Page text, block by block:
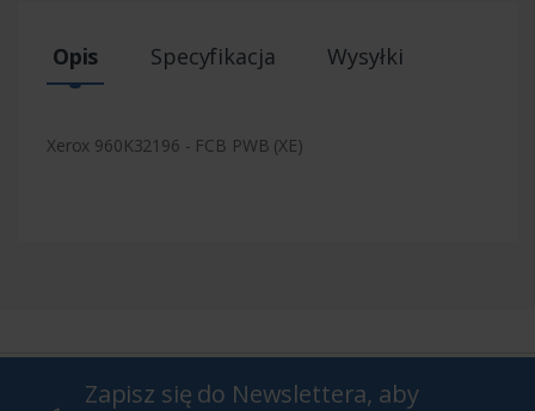
Opis Specyfikacja Wysyłki
Xerox 960K32196 - FCB PWB (XE)
Zapisz się do Newslettera, aby